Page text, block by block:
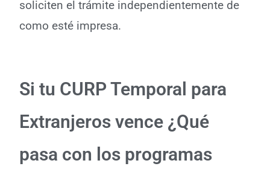
soliciten el trámite independientemente de
como esté impresa.
Si tu CURP Temporal para
Extranjeros vence ¿Qué
pasa con los programas